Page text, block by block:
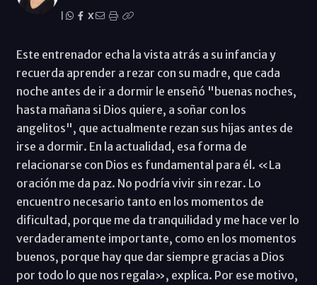
X
Este entrenador echa la vista atrás a su infancia y
recuerda aprender a rezar con su madre, que cada
noche antes de ir a dormir le enseñó "buenas noches,
hasta mañana si Dios quiere, a soñar con los
angelitos", que actualmente rezan sus hijas antes de
irse a dormir. En la actualidad, esa forma de
relacionarse con Dios es fundamental para él. «La
oración me da paz. No podría vivir sin rezar. Lo
encuentro necesario tanto en los momentos de
dificultad, porque me da tranquilidad y me hace ver lo
verdaderamente importante, como en los momentos
buenos, porque hay que dar siempre gracias a Dios
por todo lo que nos regala», explica. Por ese motivo,